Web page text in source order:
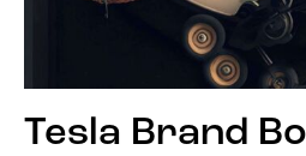
Tesla Brand